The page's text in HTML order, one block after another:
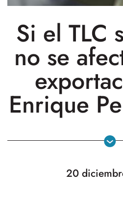
Si el TLC
no se
Enrique
20